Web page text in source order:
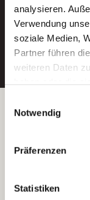
analysieren.
Verwendung
soziale Medien,
Partner führen
weiteren Daten
Wenn Sie auf
Sie der
Ihre
indem Sie die
unserer
Notwendig
Präferenzen
Statistiken
Betreiber der
Kantstraße 45a
(Ein
e.V.)